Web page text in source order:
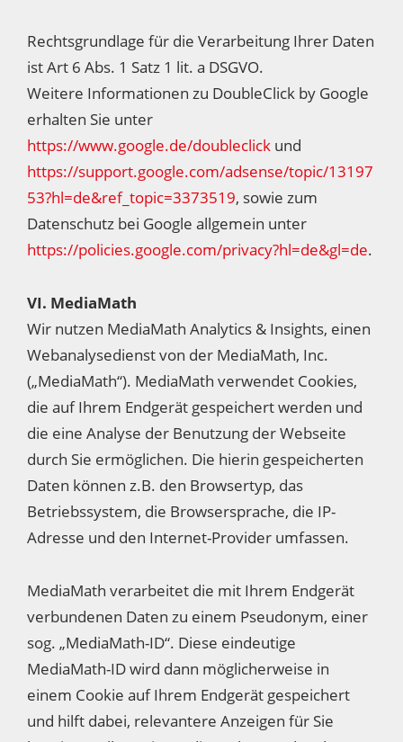
Rechtsgrundlage für die Verarbeitung Ihrer Daten
ist Art 6 Abs. 1 Satz 1 lit. a DSGVO.
Weitere Informationen zu DoubleClick by Google
erhalten Sie unter
https://www.google.de/doubleclick und
https://support.google.com/adsense/topic/13197
53?hl=de&ref_topic=3373519, sowie zum
Datenschutz bei Google allgemein unter
https://policies.google.com/privacy?hl=de&gl=de.
VI. MediaMath
Wir nutzen MediaMath Analytics & Insights, einen
Webanalysedienst von der MediaMath, Inc.
(„MediaMath“). MediaMath verwendet Cookies,
die auf Ihrem Endgerät gespeichert werden und
die eine Analyse der Benutzung der Webseite
durch Sie ermöglichen. Die hierin gespeicherten
Daten können z.B. den Browsertyp, das
Betriebssystem, die Browsersprache, die IP-
Adresse und den Internet-Provider umfassen.
MediaMath verarbeitet die mit Ihrem Endgerät
verbundenen Daten zu einem Pseudonym, einer
sog. „MediaMath-ID“. Diese eindeutige
MediaMath-ID wird dann möglicherweise in
einem Cookie auf Ihrem Endgerät gespeichert
und hilft dabei, relevantere Anzeigen für Sie